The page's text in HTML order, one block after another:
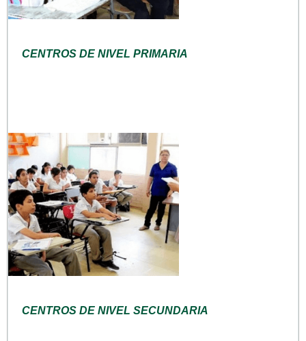
CENTROS DE NIVEL PRIMARIA
CENTROS DE NIVEL SECUNDARIA